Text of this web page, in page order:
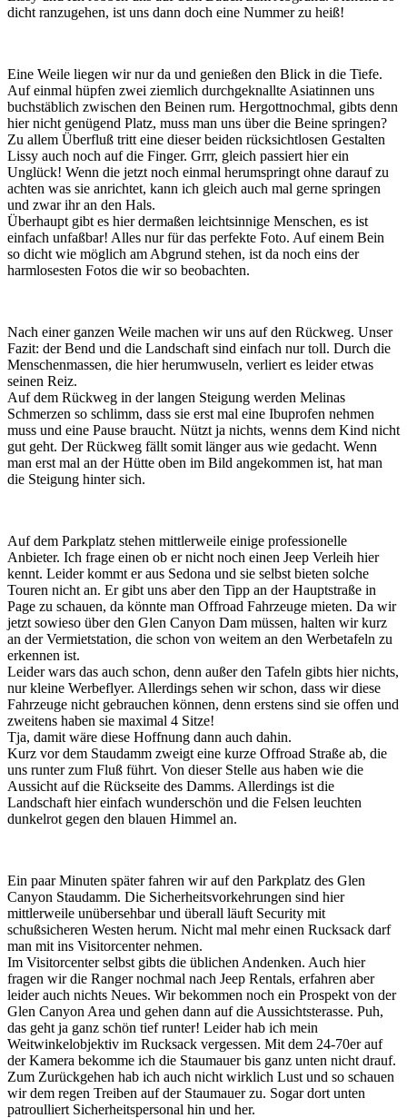
dicht ranzugehen, ist uns dann doch eine Nummer zu heiß!
Eine Weile liegen wir nur da und genießen den Blick in die Tiefe.
Auf einmal hüpfen zwei ziemlich durchgeknallte Asiatinnen uns
buchstäblich zwischen den Beinen rum. Hergottnochmal, gibts denn
hier nicht genügend Platz, muss man uns über die Beine springen?
Zu allem Überfluß tritt eine dieser beiden rücksichtlosen Gestalten
Lissy auch noch auf die Finger. Grrr, gleich passiert hier ein
Unglück! Wenn die jetzt noch einmal herumspringt ohne darauf zu
achten was sie anrichtet, kann ich gleich auch mal gerne springen
und zwar ihr an den Hals.
Überhaupt gibt es hier dermaßen leichtsinnige Menschen, es ist
einfach unfaßbar! Alles nur für das perfekte Foto. Auf einem Bein
so dicht wie möglich am Abgrund stehen, ist da noch eins der
harmlosesten Fotos die wir so beobachten.
Nach einer ganzen Weile machen wir uns auf den Rückweg. Unser
Fazit: der Bend und die Landschaft sind einfach nur toll. Durch die
Menschenmassen, die hier herumwuseln, verliert es leider etwas
seinen Reiz.
Auf dem Rückweg in der langen Steigung werden Melinas
Schmerzen so schlimm, dass sie erst mal eine Ibuprofen nehmen
muss und eine Pause braucht. Nützt ja nichts, wenns dem Kind nicht
gut geht. Der Rückweg fällt somit länger aus wie gedacht. Wenn
man erst mal an der Hütte oben im Bild angekommen ist, hat man
die Steigung hinter sich.
Auf dem Parkplatz stehen mittlerweile einige professionelle
Anbieter. Ich frage einen ob er nicht noch einen Jeep Verleih hier
kennt. Leider kommt er aus Sedona und sie selbst bieten solche
Touren nicht an. Er gibt uns aber den Tipp an der Hauptstraße in
Page zu schauen, da könnte man Offroad Fahrzeuge mieten. Da wir
jetzt sowieso über den Glen Canyon Dam müssen, halten wir kurz
an der Vermietstation, die schon von weitem an den Werbetafeln zu
erkennen ist.
Leider wars das auch schon, denn außer den Tafeln gibts hier nichts,
nur kleine Werbeflyer. Allerdings sehen wir schon, dass wir diese
Fahrzeuge nicht gebrauchen können, denn erstens sind sie offen und
zweitens haben sie maximal 4 Sitze!
Tja, damit wäre diese Hoffnung dann auch dahin.
Kurz vor dem Staudamm zweigt eine kurze Offroad Straße ab, die
uns runter zum Fluß führt. Von dieser Stelle aus haben wie die
Aussicht auf die Rückseite des Damms. Allerdings ist die
Landschaft hier einfach wunderschön und die Felsen leuchten
dunkelrot gegen den blauen Himmel an.
Ein paar Minuten später fahren wir auf den Parkplatz des Glen
Canyon Staudamm. Die Sicherheitsvorkehrungen sind hier
mittlerweile unübersehbar und überall läuft Security mit
schußsicheren Westen herum. Nicht mal mehr einen Rucksack darf
man mit ins Visitorcenter nehmen.
Im Visitorcenter selbst gibts die üblichen Andenken. Auch hier
fragen wir die Ranger nochmal nach Jeep Rentals, erfahren aber
leider auch nichts Neues. Wir bekommen noch ein Prospekt von der
Glen Canyon Area und gehen dann auf die Aussichtsterasse. Puh,
das geht ja ganz schön tief runter! Leider hab ich mein
Weitwinkelobjektiv im Rucksack vergessen. Mit dem 24-70er auf
der Kamera bekomme ich die Staumauer bis ganz unten nicht drauf.
Zum Zurückgehen hab ich auch nicht wirklich Lust und so schauen
wir dem regen Treiben auf der Staumauer zu. Sogar dort unten
patroulliert Sicherheitspersonal hin und her.